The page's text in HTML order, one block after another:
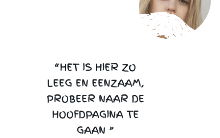
“HET IS HIER ZO
LEEG EN EENZAAM,
PROBEER NAAR DE
HOOFDPAGINA TE
GAAN ”